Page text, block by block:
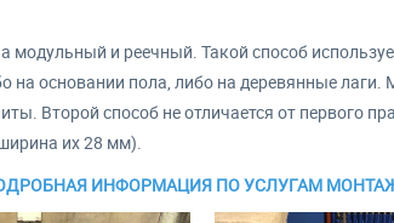
и реечный. Такой способ
на основании пола, либо на деревянные
Второй способ не отличается от первого
их 28 мм).
ИНФОРМАЦИЯ ПО УСЛУГАМ